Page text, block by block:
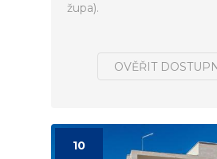
župa).
OVĚŘIT
10